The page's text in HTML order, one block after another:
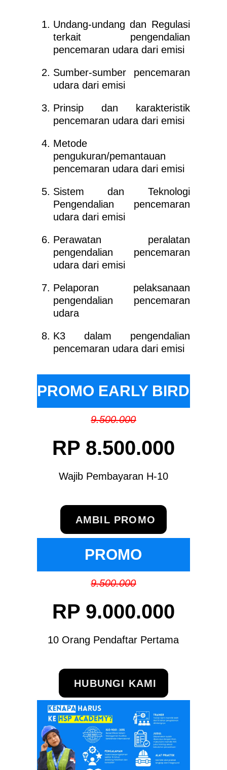
Undang-undang dan Regulasi
terkait pengendalian
pencemaran udara dari emisi
Sumber-sumber pencemaran
udara dari emisi
Prinsip dan karakteristik
pencemaran udara dari emisi
Metode
pengukuran/pemantauan
pencemaran udara dari emisi
Sistem dan Teknologi
Pengendalian pencemaran
udara dari emisi
Perawatan peralatan
pengendalian pencemaran
udara dari emisi
Pelaporan pelaksanaan
pengendalian pencemaran
udara
K3 dalam pengendalian
pencemaran udara dari emisi
PROMO EARLY BIRD
9.500.000
RP 8.500.000
Wajib Pembayaran H-10
AMBIL PROMO
PROMO
9.500.000
RP 9.000.000
10 Orang Pendaftar Pertama
HUBUNGI KAMI